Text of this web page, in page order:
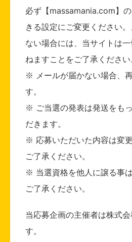
必ず【massamania.com】
きる設定にご変更ください
ない場合には、当サイトは
ねますことをご了承ください
※ メールが届かない場合、
す。
※ ご当選の発表は発送をも
だきます。
※ 応募いただいた内容は変
ご了承ください。
※ 当選資格を他人に譲る事
ご了承ください。
当応募企画の主催者は株式
す。